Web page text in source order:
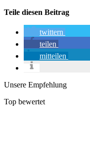
Teile diesen Beitrag
twittern
teilen
mitteilen
Unsere Empfehlung
Top bewertet